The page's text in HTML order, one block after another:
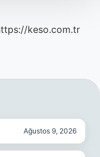
keso.com.tr
Ağustos 9, 2026